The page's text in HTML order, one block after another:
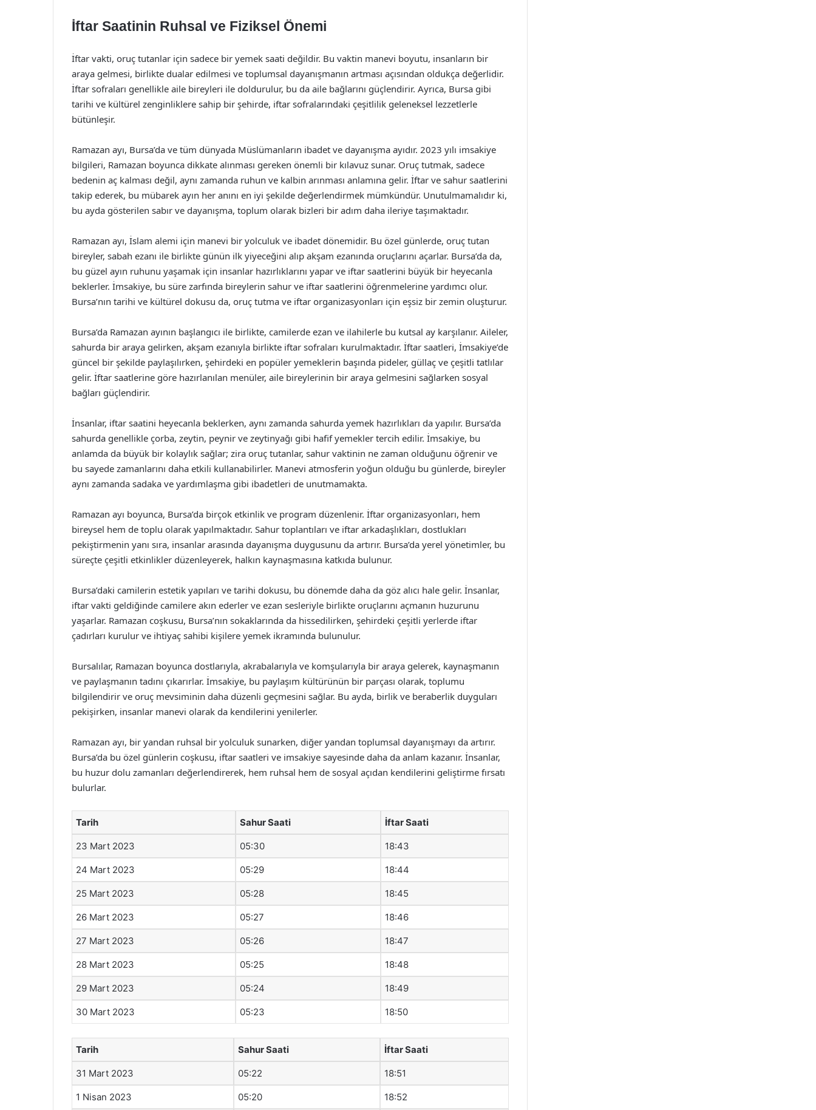
İftar Saatinin Ruhsal ve Fiziksel Önemi
İftar vakti, oruç tutanlar için sadece bir yemek saati değildir. Bu vaktin manevi boyutu, insanların bir
araya gelmesi, birlikte dualar edilmesi ve toplumsal dayanışmanın artması açısından oldukça değerlidir.
İftar sofraları genellikle aile bireyleri ile doldurulur, bu da aile bağlarını güçlendirir. Ayrıca, Bursa gibi
tarihi ve kültürel zenginliklere sahip bir şehirde, iftar sofralarındaki çeşitlilik geleneksel lezzetlerle
bütünleşir.
Ramazan ayı, Bursa’da ve tüm dünyada Müslümanların ibadet ve dayanışma ayıdır. 2023 yılı imsakiye
bilgileri, Ramazan boyunca dikkate alınması gereken önemli bir kılavuz sunar. Oruç tutmak, sadece
bedenin aç kalması değil, aynı zamanda ruhun ve kalbin arınması anlamına gelir. İftar ve sahur saatlerini
takip ederek, bu mübarek ayın her anını en iyi şekilde değerlendirmek mümkündür. Unutulmamalıdır ki,
bu ayda gösterilen sabır ve dayanışma, toplum olarak bizleri bir adım daha ileriye taşımaktadır.
Ramazan ayı, İslam alemi için manevi bir yolculuk ve ibadet dönemidir. Bu özel günlerde, oruç tutan
bireyler, sabah ezanı ile birlikte günün ilk yiyeceğini alıp akşam ezanında oruçlarını açarlar. Bursa’da da,
bu güzel ayın ruhunu yaşamak için insanlar hazırlıklarını yapar ve iftar saatlerini büyük bir heyecanla
beklerler. İmsakiye, bu süre zarfında bireylerin sahur ve iftar saatlerini öğrenmelerine yardımcı olur.
Bursa’nın tarihi ve kültürel dokusu da, oruç tutma ve iftar organizasyonları için eşsiz bir zemin oluşturur.
Bursa’da Ramazan ayının başlangıcı ile birlikte, camilerde ezan ve ilahilerle bu kutsal ay karşılanır. Aileler,
sahurda bir araya gelirken, akşam ezanıyla birlikte iftar sofraları kurulmaktadır. İftar saatleri, İmsakiye’de
güncel bir şekilde paylaşılırken, şehirdeki en popüler yemeklerin başında pideler, güllaç ve çeşitli tatlılar
gelir. İftar saatlerine göre hazırlanılan menüler, aile bireylerinin bir araya gelmesini sağlarken sosyal
bağları güçlendirir.
İnsanlar, iftar saatini heyecanla beklerken, aynı zamanda sahurda yemek hazırlıkları da yapılır. Bursa’da
sahurda genellikle çorba, zeytin, peynir ve zeytinyağı gibi hafif yemekler tercih edilir. İmsakiye, bu
anlamda da büyük bir kolaylık sağlar; zira oruç tutanlar, sahur vaktinin ne zaman olduğunu öğrenir ve
bu sayede zamanlarını daha etkili kullanabilirler. Manevi atmosferin yoğun olduğu bu günlerde, bireyler
aynı zamanda sadaka ve yardımlaşma gibi ibadetleri de unutmamakta.
Ramazan ayı boyunca, Bursa’da birçok etkinlik ve program düzenlenir. İftar organizasyonları, hem
bireysel hem de toplu olarak yapılmaktadır. Sahur toplantıları ve iftar arkadaşlıkları, dostlukları
pekiştirmenin yanı sıra, insanlar arasında dayanışma duygusunu da artırır. Bursa’da yerel yönetimler, bu
süreçte çeşitli etkinlikler düzenleyerek, halkın kaynaşmasına katkıda bulunur.
Bursa’daki camilerin estetik yapıları ve tarihi dokusu, bu dönemde daha da göz alıcı hale gelir. İnsanlar,
iftar vakti geldiğinde camilere akın ederler ve ezan sesleriyle birlikte oruçlarını açmanın huzurunu
yaşarlar. Ramazan coşkusu, Bursa’nın sokaklarında da hissedilirken, şehirdeki çeşitli yerlerde iftar
çadırları kurulur ve ihtiyaç sahibi kişilere yemek ikramında bulunulur.
Bursalılar, Ramazan boyunca dostlarıyla, akrabalarıyla ve komşularıyla bir araya gelerek, kaynaşmanın
ve paylaşmanın tadını çıkarırlar. İmsakiye, bu paylaşım kültürünün bir parçası olarak, toplumu
bilgilendirir ve oruç mevsiminin daha düzenli geçmesini sağlar. Bu ayda, birlik ve beraberlik duyguları
pekişirken, insanlar manevi olarak da kendilerini yenilerler.
Ramazan ayı, bir yandan ruhsal bir yolculuk sunarken, diğer yandan toplumsal dayanışmayı da artırır.
Bursa’da bu özel günlerin coşkusu, iftar saatleri ve imsakiye sayesinde daha da anlam kazanır. İnsanlar,
bu huzur dolu zamanları değerlendirerek, hem ruhsal hem de sosyal açıdan kendilerini geliştirme fırsatı
bulurlar.
Tarih Sahur Saati İftar Saati
23 Mart 2023 05:30 18:43
24 Mart 2023 05:29 18:44
25 Mart 2023 05:28 18:45
26 Mart 2023 05:27 18:46
27 Mart 2023 05:26 18:47
28 Mart 2023 05:25 18:48
29 Mart 2023 05:24 18:49
30 Mart 2023 05:23 18:50
Tarih Sahur Saati İftar Saati
31 Mart 2023 05:22 18:51
1 Nisan 2023 05:20 18:52